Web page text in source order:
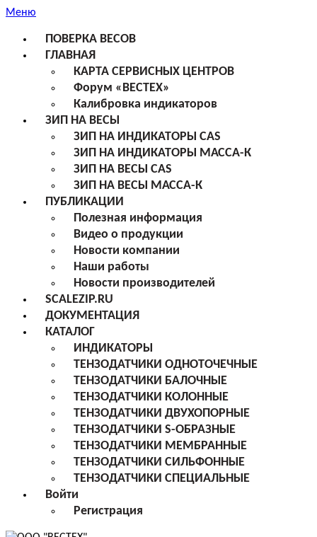
Меню
ПОВЕРКА ВЕСОВ
ГЛАВНАЯ
КАРТА СЕРВИСНЫХ ЦЕНТРОВ
Форум «ВЕСТЕХ»
Калибровка индикаторов
ЗИП НА ВЕСЫ
ЗИП НА ИНДИКАТОРЫ CAS
ЗИП НА ИНДИКАТОРЫ МАССА-К
ЗИП НА ВЕСЫ CAS
ЗИП НА ВЕСЫ МАССА-К
ПУБЛИКАЦИИ
Полезная информация
Видео о продукции
Новости компании
Наши работы
Новости производителей
SCALEZIP.RU
ДОКУМЕНТАЦИЯ
КАТАЛОГ
ИНДИКАТОРЫ
ТЕНЗОДАТЧИКИ ОДНОТОЧЕЧНЫЕ
ТЕНЗОДАТЧИКИ БАЛОЧНЫЕ
ТЕНЗОДАТЧИКИ КОЛОННЫЕ
ТЕНЗОДАТЧИКИ ДВУХОПОРНЫЕ
ТЕНЗОДАТЧИКИ S-ОБРАЗНЫЕ
ТЕНЗОДАТЧИКИ МЕМБРАННЫЕ
ТЕНЗОДАТЧИКИ СИЛЬФОННЫЕ
ТЕНЗОДАТЧИКИ СПЕЦИАЛЬНЫЕ
Войти
Регистрация